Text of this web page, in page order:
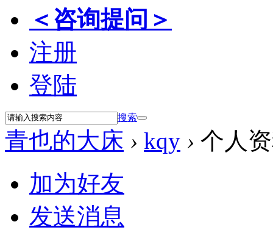
＜咨询提问＞
注册
登陆
搜索
青也的大床 › kqy › 个人
加为好友
发送消息